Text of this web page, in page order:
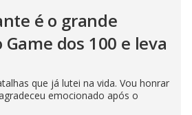
é o grande
dos 100 e leva
que já lutei na vida. Vou honrar
emocionado após o